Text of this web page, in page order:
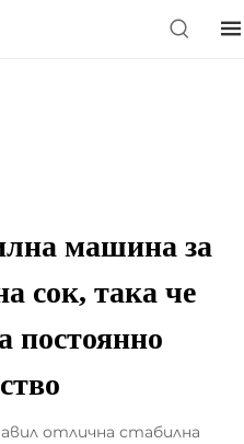
машина за
сок, така че
постоянно
отлична стабилна